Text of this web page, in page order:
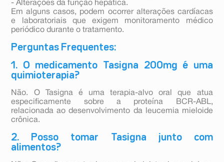
- Alterações da função hepática.
Em alguns casos, podem ocorrer alterações cardíacas
e laboratoriais que exigem monitoramento médico
periódico durante o tratamento.
Perguntas Frequentes:
1. O medicamento Tasigna 200mg é uma
quimioterapia?
Não. O Tasigna é uma terapia-alvo oral que atua
especificamente sobre a proteína BCR-ABL,
relacionada ao desenvolvimento da leucemia mieloide
crônica.
2. Posso tomar Tasigna junto com
alimentos?